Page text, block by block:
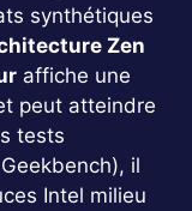
synthétiques
Zen
affiche une
peut atteindre
tests
il
Intel milieu